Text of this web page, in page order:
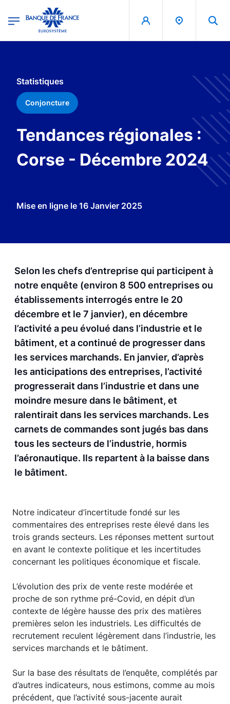
Banque de France - Menu Principal
Statistiques
Conjoncture
Tendances régionales :
Corse - Décembre 2024
Mise en ligne le 16 Janvier 2025
Selon les chefs d’entreprise qui participent à
notre enquête (environ 8 500 entreprises ou
établissements interrogés entre le 20
décembre et le 7 janvier), en décembre
l’activité a peu évolué dans l’industrie et le
bâtiment, et a continué de progresser dans
les services marchands. En janvier, d’après
les anticipations des entreprises, l’activité
progresserait dans l’industrie et dans une
moindre mesure dans le bâtiment, et
ralentirait dans les services marchands. Les
carnets de commandes sont jugés bas dans
tous les secteurs de l’industrie, hormis
l’aéronautique. Ils repartent à la baisse dans
le bâtiment.
Notre indicateur d’incertitude fondé sur les
commentaires des entreprises reste élevé dans les
trois grands secteurs. Les réponses mettent surtout
en avant le contexte politique et les incertitudes
concernant les politiques économique et fiscale.
L’évolution des prix de vente reste modérée et
proche de son rythme pré-Covid, en dépit d’un
contexte de légère hausse des prix des matières
premières selon les industriels. Les difficultés de
recrutement reculent légèrement dans l’industrie, les
services marchands et le bâtiment.
Sur la base des résultats de l’enquête, complétés par
d’autres indicateurs, nous estimons, comme au mois
précédent, que l’activité sous-jacente aurait